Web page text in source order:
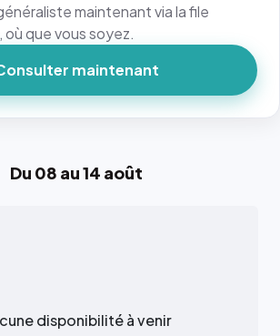
Du 08 au 14 août
disponibilité à venir
maintenant via la file
que vous soyez.
maintenant